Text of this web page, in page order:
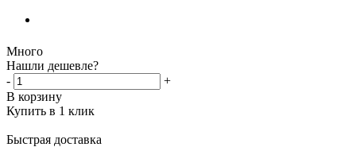
Много
Нашли дешевле?
-
+
В корзину
Купить в 1 клик
Быстрая доставка